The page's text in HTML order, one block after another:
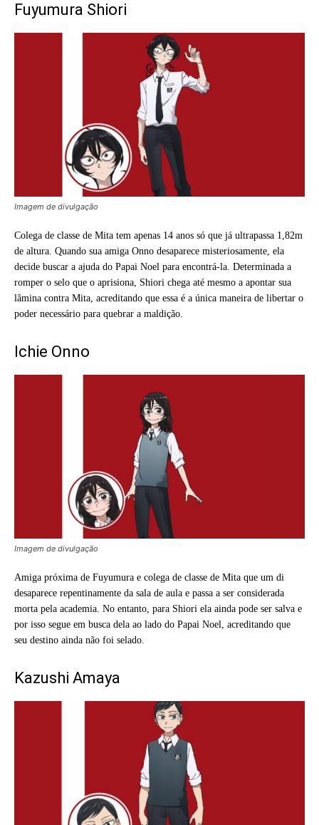
Fuyumura Shiori
Imagem de divulgação
Colega de classe de Mita tem apenas 14 anos só que já ultrapassa 1,82m
de altura. Quando sua amiga Onno desaparece misteriosamente, ela
decide buscar a ajuda do Papai Noel para encontrá-la. Determinada a
romper o selo que o aprisiona, Shiori chega até mesmo a apontar sua
lâmina contra Mita, acreditando que essa é a única maneira de libertar o
poder necessário para quebrar a maldição.
Ichie Onno
Imagem de divulgação
Amiga próxima de Fuyumura e colega de classe de Mita que um di
desaparece repentinamente da sala de aula e passa a ser considerada
morta pela academia. No entanto, para Shiori ela ainda pode ser salva e
por isso segue em busca dela ao lado do Papai Noel, acreditando que
seu destino ainda não foi selado.
Kazushi Amaya